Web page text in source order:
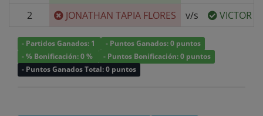
2
JONATHAN TAPIA FLORES v/s VICTOR
- Partidos Ganados: 1
- Puntos Ganados: 0 puntos
- % Bonificación: 0 %
- Puntos Bonificación: 0 puntos
- Puntos Ganados Total: 0 puntos